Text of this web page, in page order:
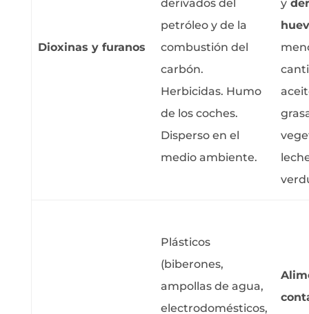
Dioxinas y furanos
derivados del
petróleo y de la
combustión del
carbón.
Herbicidas. Humo
de los coches.
Disperso en el
medio ambiente.
y
Plásticos
(biberones,
ampollas de agua,
electrodomésticos,